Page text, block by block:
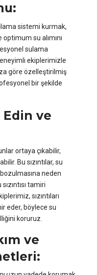
sistemi kurmak,
su alımını
sulama
ekiplerimizle
göre özelleştirilmiş
bir şekilde
Edin ve
ortaya çıkabilir,
Bu sızıntılar, su
bozulmasına neden
tamiri
sızıntıları
eder, böylece su
koruruz.
ve